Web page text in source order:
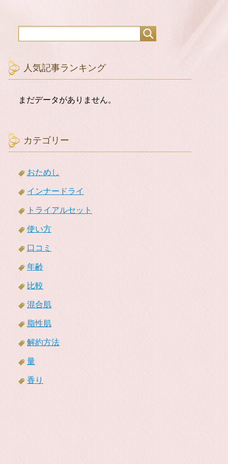
人気記事ランキング
まだデータがありません。
カテゴリー
おためし
インナードライ
トライアルセット
使い方
口コミ
年齢
比較
混合肌
脂性肌
解約方法
量
香り